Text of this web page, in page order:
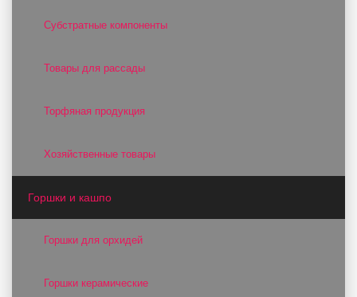
Субстратные компоненты
Товары для рассады
Торфяная продукция
Хозяйственные товары
Горшки и кашпо
Горшки для орхидей
Горшки керамические